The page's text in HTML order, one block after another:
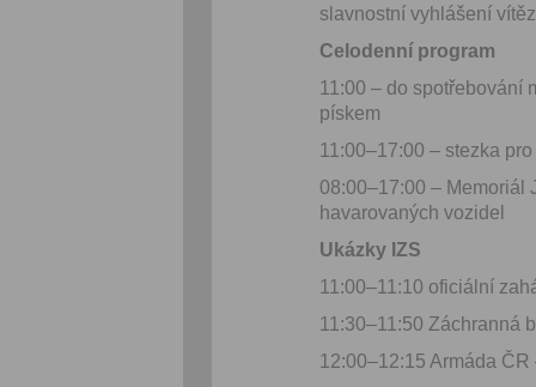
slavnostní vyhlášení
Celodenní program
11:00 – do spotřebování
pískem
11:00–17:00 – stezka
08:00–17:00 – Memoriál
havarovaných vozidel
Ukázky IZS
11:00–11:10 oficiální
11:30–11:50 Záchranná
12:00–12:15 Armáda